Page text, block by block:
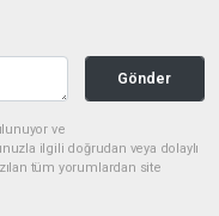
Gönder
ve
ilgili doğrudan veya dolaylı
tüm yorumlardan site